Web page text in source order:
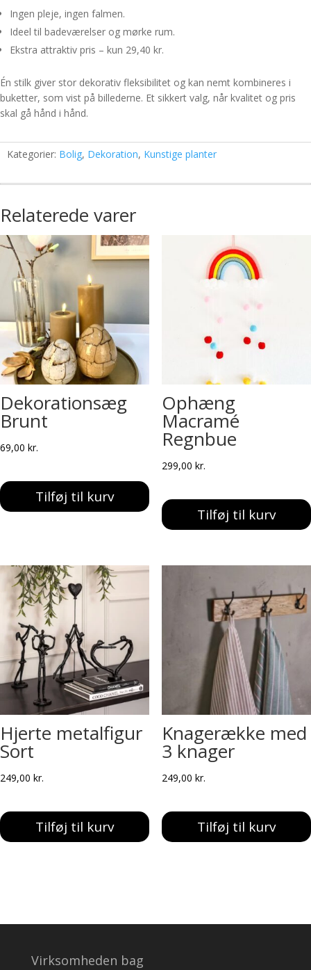
Ingen pleje, ingen falmen.
Ideel til badeværelser og mørke rum.
Ekstra attraktiv pris – kun 29,40 kr.
Én stilk giver stor dekorativ fleksibilitet og kan nemt kombineres i
buketter, som vist på billederne. Et sikkert valg, når kvalitet og pris
skal gå hånd i hånd.
Kategorier: Bolig, Dekoration, Kunstige planter
Relaterede varer
Dekorationsæg
Brunt
69,00 kr.
Tilføj til kurv
Ophæng
Macramé
Regnbue
299,00 kr.
Tilføj til kurv
Hjerte metalfigur
Sort
249,00 kr.
Tilføj til kurv
Knagerække med
3 knager
249,00 kr.
Tilføj til kurv
Virksomheden bag